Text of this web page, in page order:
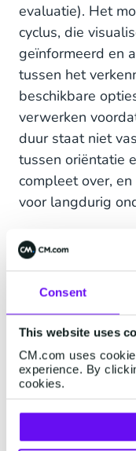
Consent
This website uses
CM.com uses
experience. By
cookies.
evaluatie). Het
cyclus, die
geïnformeerd en
tussen het
beschikbare
verwerken
duur staat niet
tussen oriëntatie
compleet over,
voor langdurig
maar wel
product of dienst
voeden de
meningen delen
online.
Geen